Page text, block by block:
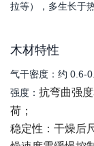
拉等），多生长于
木材特性
气干密度：约 0.6-
强度： 抗弯曲强
荷；
稳定性： 干燥后